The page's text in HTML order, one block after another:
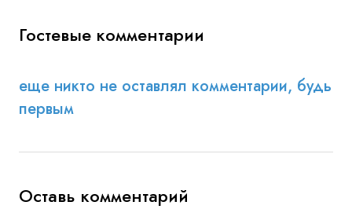
Гостевые комментарии
еще никто не оставлял комментарии, будь
первым
Оставь комментарий